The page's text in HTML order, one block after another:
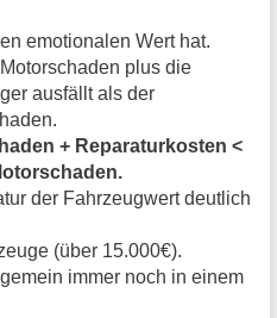
emotionalen Wert hat.
plus die
ausfällt als der
+ Reparaturkosten <
der Fahrzeugwert deutlich
(über 15.000€).
immer noch in einem